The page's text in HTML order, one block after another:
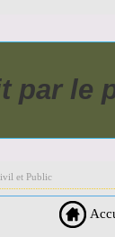
par le
et Public